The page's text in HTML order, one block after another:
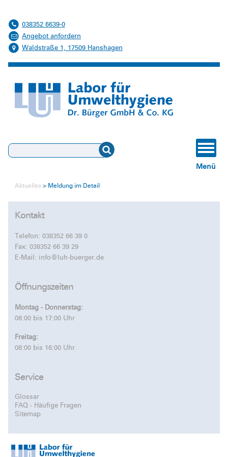
038352 6639-0
Angebot anfordern
Waldstraße 1, 17509 Hanshagen
Suchen
Menü
Aktuelles Meldung im Detail
Kontakt
Telefon:038352 66 39 0
Fax: 038352 66 39 29
E-Mail: info@luh-buerger.de
Öffnungszeiten
Montag - Donnerstag:
08:00 bis 17:00 Uhr
Freitag:
08:00 bis 16:00 Uhr
Service
Glossar
FAQ - Häufige Fragen
Sitemap